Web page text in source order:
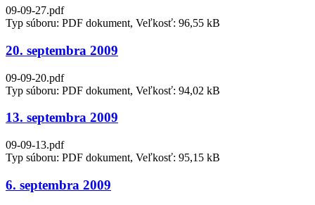
09-09-27.pdf
Typ súboru: PDF dokument, Veľkosť: 96,55 kB
20. septembra 2009
09-09-20.pdf
Typ súboru: PDF dokument, Veľkosť: 94,02 kB
13. septembra 2009
09-09-13.pdf
Typ súboru: PDF dokument, Veľkosť: 95,15 kB
6. septembra 2009